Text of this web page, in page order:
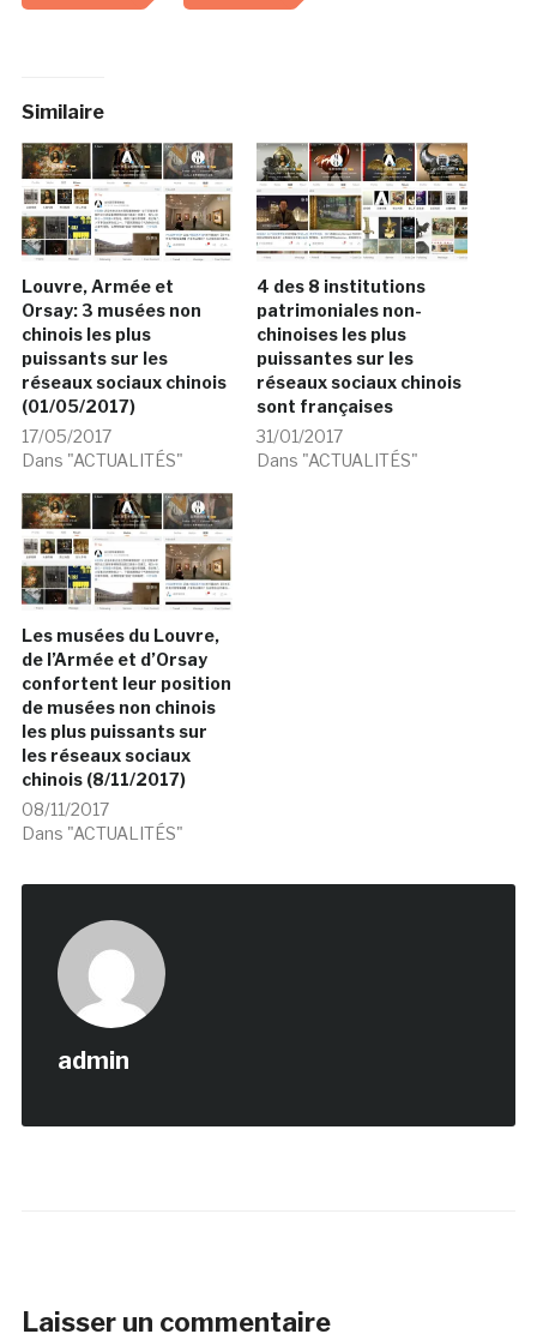
Similaire
Louvre, Armée et
Orsay: 3 musées non
chinois les plus
puissants sur les
réseaux sociaux chinois
(01/05/2017)
17/05/2017
Dans "ACTUALITÉS"
4 des 8 institutions
patrimoniales non-
chinoises les plus
puissantes sur les
réseaux sociaux chinois
sont françaises
31/01/2017
Dans "ACTUALITÉS"
Les musées du Louvre,
de l’Armée et d’Orsay
confortent leur position
de musées non chinois
les plus puissants sur
les réseaux sociaux
chinois (8/11/2017)
08/11/2017
Dans "ACTUALITÉS"
admin
Laisser un commentaire